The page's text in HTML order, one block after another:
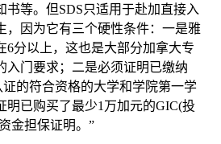
书等。但SDS只适用于赴加直接入
，因为它有三个硬性条件：一是雅
6分以上，这也是大部分加拿大专
入门要求；二是必须证明已缴纳
的符合资格的大学和学院第一学
明已购买了最少1万加元的GIC(投
金担保证明。”